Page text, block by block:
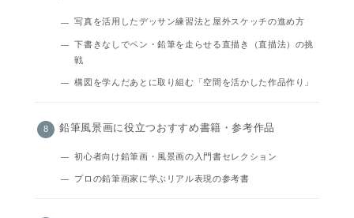
写真を活用したデッサン練習法と屋外スケッチの進め方
下書きなしでペン・鉛筆を走らせる直描き（直描法）の挑
戦
構図を学んだあとに取り組む「空間を活かした作品作り」
鉛筆風景画に役立つおすすめ書籍・参考作品
初心者向け鉛筆画・風景画の入門書セレクション
プロの鉛筆画家に学ぶリアル表現の参考書